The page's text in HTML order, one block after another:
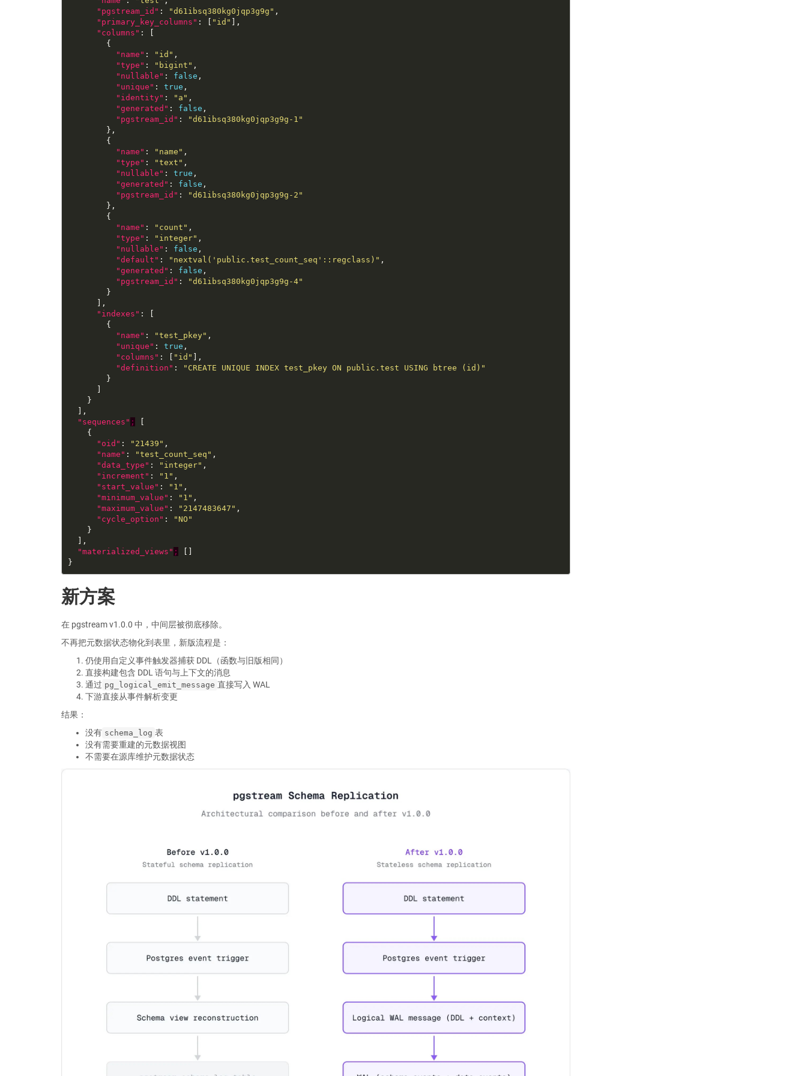
"pgstream_id" : "d61ibsq380kg0jqp3g9g"
"primary_key_columns" : [ "id"
"columns"
"name" : "id"
"type" : "bigint"
"nullable" : false
"unique" : true
"identity" : "a"
"generated" : false
"pgstream_id" :
"d61ibsq380kg0jqp3g9g-1"
"name" : "name"
"type" : "text"
"nullable" : true
"generated" : false
"pgstream_id" :
"d61ibsq380kg0jqp3g9g-2"
"name" : "count"
"type" : "integer"
"nullable" : false
"default" : "nextval('public.test_count_seq'::regclass)"
"generated" : false
"pgstream_id" :
"d61ibsq380kg0jqp3g9g-4"
"indexes"
"name" : "test_pkey"
"unique" : true
"columns" : [ "id"
"definition" :
"CREATE UNIQUE INDEX test_pkey ON public.test USING btree (id)"
"sequences" ;
"oid" : "21439"
"name" : "test_count_seq"
"data_type" : "integer"
"increment" : "1"
"start_value" : "1"
"minimum_value" : "1"
"maximum_value" : "2147483647"
"cycle_option" :
"NO"
"materialized_views" ;
新方案
在 pgstream v1.0.0 中，中间层被彻底移除。
不再把元数据状态物化到表里，新版流程是：
仍使用自定义事件触发器捕获 DDL（函数与旧版相同）
直接构建包含 DDL 语句与上下文的消息
通过 pg_logical_emit_message 直接写入 WAL
下游直接从事件解析变更
结果：
没有 schema_log 表
没有需要重建的元数据视图
不需要在源库维护元数据状态